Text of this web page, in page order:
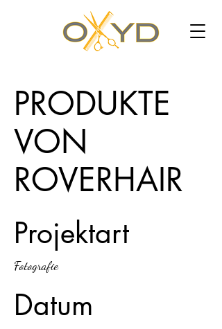
PRODUKTE
VON
ROVERHAIR
Projektart
Fotografie
Datum